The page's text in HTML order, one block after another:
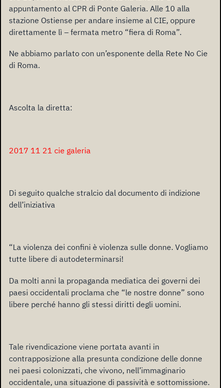
appuntamento al CPR di Ponte Galeria. Alle 10 alla
stazione Ostiense per andare insieme al CIE, oppure
direttamente lì – fermata metro “fiera di Roma”.
Ne abbiamo parlato con un’esponente della Rete No Cie
di Roma.
Ascolta la diretta:
2017 11 21 cie galeria
Di seguito qualche stralcio dal documento di indizione
dell’iniziativa
“La violenza dei confini è violenza sulle donne. Vogliamo
tutte libere di autodeterminarsi!
Da molti anni la propaganda mediatica dei governi dei
paesi occidentali proclama che “le nostre donne” sono
libere perché hanno gli stessi diritti degli uomini.
Tale rivendicazione viene portata avanti in
contrapposizione alla presunta condizione delle donne
nei paesi colonizzati, che vivono, nell’immaginario
occidentale, una situazione di passività e sottomissione.